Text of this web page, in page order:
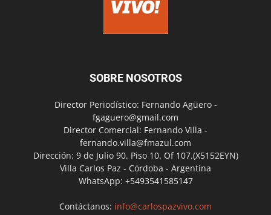
SOBRE NOSOTROS
Director Periodístico: Fernando Agüero -
fgaguero@gmail.com
Director Comercial: Fernando Villa -
fernando.villa@fmazul.com
Dirección: 9 de Julio 90. Piso 10. Of 107.(X5152EYN)
Villa Carlos Paz - Córdoba - Argentina
WhatsApp: +5493541585147
Contáctanos: info@carlospazvivo.com